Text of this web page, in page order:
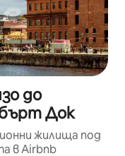
до
Док
жилища под
в Airbnb